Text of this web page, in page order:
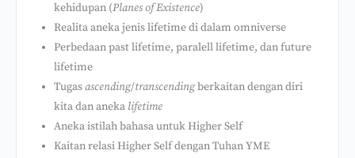
kehidupan (Planes of Existence)
Realita aneka jenis lifetime di dalam omniverse
Perbedaan past lifetime, paralell lifetime, dan future
lifetime
Tugasascending/transcendingberkaitan dengan diri
kita dan aneka lifetime
Aneka istilah bahasa untuk Higher Self
Kaitan relasi Higher Self dengan Tuhan YME